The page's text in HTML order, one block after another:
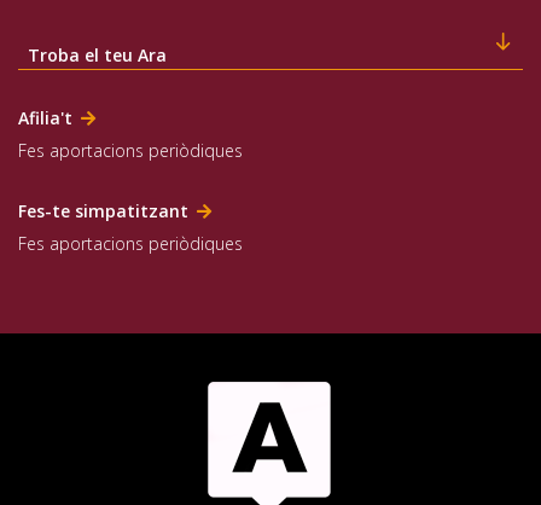
Troba el teu Ara
Afilia't
Fes aportacions periòdiques
Fes-te simpatitzant
Fes aportacions periòdiques